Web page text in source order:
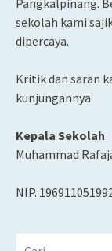
Pangkalpinang.
sekolah kami
dipercaya.
Kritik dan saran
kunjungannya
Kepala Sekolah
Muhammad
NIP.